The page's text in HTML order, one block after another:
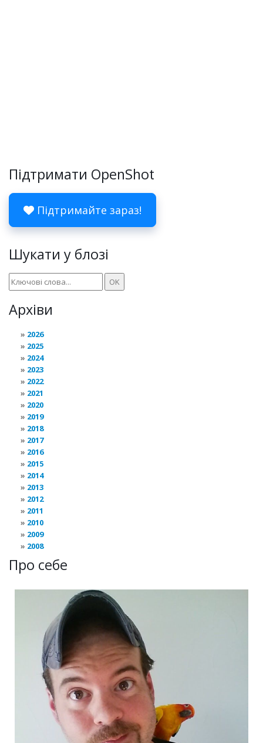
Підтримати OpenShot
Підтримайте зараз!
Шукати у блозі
Архіви
2026
2025
2024
2023
2022
2021
2020
2019
2018
2017
2016
2015
2014
2013
2012
2011
2010
2009
2008
Про себе